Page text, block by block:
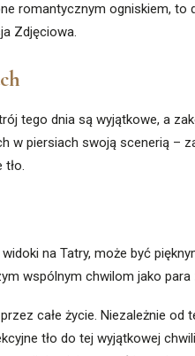
romantycznym ogniskiem, to
Zdjęciowa.
tego dnia są wyjątkowe, a
w piersiach swoją scenerią –
na Tatry, może być
wspólnym chwilom jako para
całe życie. Niezależnie od
tło do tej wyjątkowej